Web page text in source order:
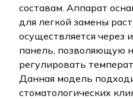
составам. Аппарат
для легкой замены
осуществляется через
панель, позволяющую
регулировать
Данная модель
стоматологических